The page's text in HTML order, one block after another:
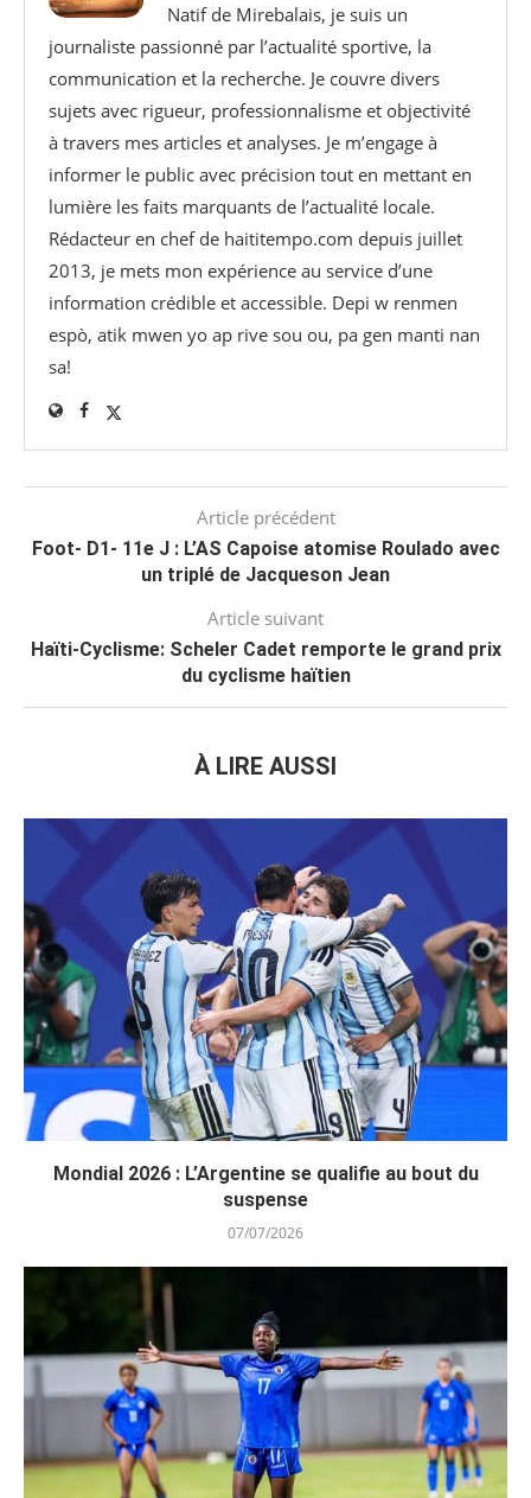
Natif de Mirebalais, je suis un
journaliste passionné par l’actualité sportive, la
communication et la recherche. Je couvre divers
sujets avec rigueur, professionnalisme et objectivité
à travers mes articles et analyses. Je m’engage à
informer le public avec précision tout en mettant en
lumière les faits marquants de l’actualité locale.
Rédacteur en chef de haititempo.com⁠ depuis juillet
2013, je mets mon expérience au service d’une
information crédible et accessible. Depi w renmen
espò, atik mwen yo ap rive sou ou, pa gen manti nan
sa!
Article précédent
Foot- D1- 11e J : L’AS Capoise atomise Roulado avec
un triplé de Jacqueson Jean
Article suivant
Haïti-Cyclisme: Scheler Cadet remporte le grand prix
du cyclisme haïtien
À LIRE AUSSI
Mondial 2026 : L’Argentine se qualifie au bout du
suspense
07/07/2026